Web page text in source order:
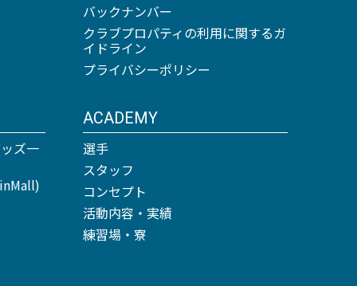
ズ一
ACADEMY
選手
スタッフ
コンセプト
活動内容・実績
練習場・寮
バックナンバー
クラブプロパティの利用に関するガ
イドライン
プライバシーポリシー